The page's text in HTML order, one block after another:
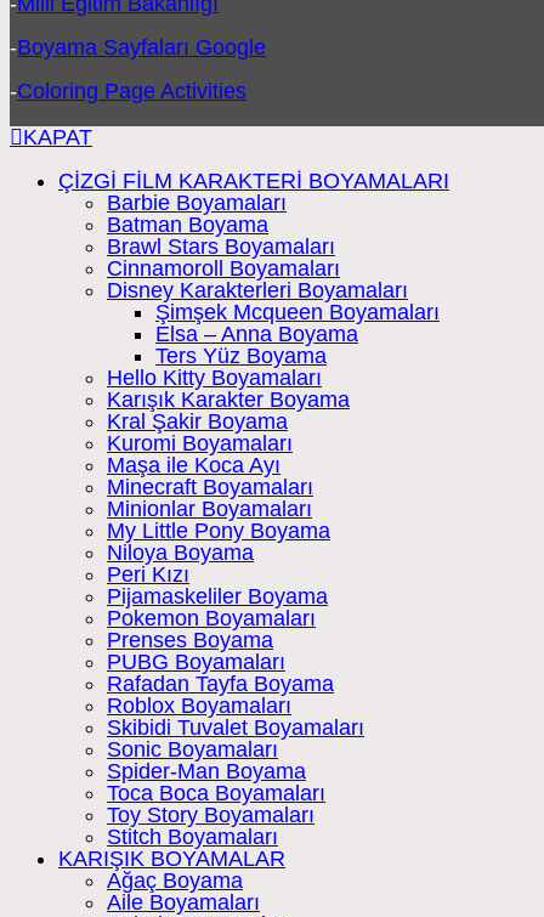
-Boyama Sayfaları Google
-Coloring Page Activities
KAPAT
ÇİZGİ FİLM KARAKTERİ BOYAMALARI
Barbie Boyamaları
Batman Boyama
Brawl Stars Boyamaları
Cinnamoroll Boyamaları
Disney Karakterleri Boyamaları
Şimşek Mcqueen Boyamaları
Elsa – Anna Boyama
Ters Yüz Boyama
Hello Kitty Boyamaları
Karışık Karakter Boyama
Kral Şakir Boyama
Kuromi Boyamaları
Maşa ile Koca Ayı
Minecraft Boyamaları
Minionlar Boyamaları
My Little Pony Boyama
Niloya Boyama
Peri Kızı
Pijamaskeliler Boyama
Pokemon Boyamaları
Prenses Boyama
PUBG Boyamaları
Rafadan Tayfa Boyama
Roblox Boyamaları
Skibidi Tuvalet Boyamaları
Sonic Boyamaları
Spider-Man Boyama
Toca Boca Boyamaları
Toy Story Boyamaları
Stitch Boyamaları
KARIŞIK BOYAMALAR
Ağaç Boyama
Aile Boyamaları